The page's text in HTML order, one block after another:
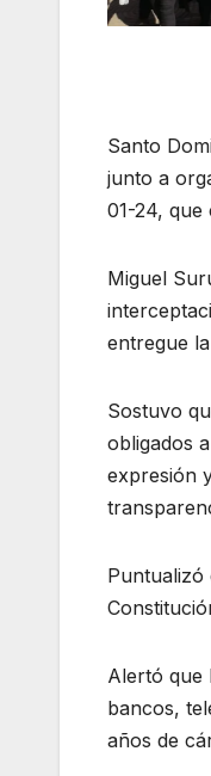
Santo
junto a
01-24, que
Miguel
entregue
Sostuvo
obligados
expresión
Puntualizó
Alertó que
bancos,
años de